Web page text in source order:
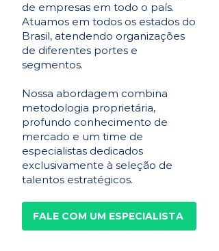
de empresas em todo o país.
Atuamos em todos os estados do
Brasil, atendendo organizações
de diferentes portes e
segmentos.
Nossa abordagem combina
metodologia proprietária,
profundo conhecimento de
mercado e um time de
especialistas dedicados
exclusivamente à seleção de
talentos estratégicos.
FALE COM UM ESPECIALISTA